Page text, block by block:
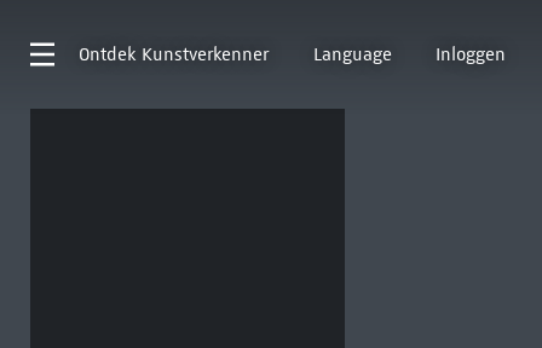
Ontdek Kunstverkenner Language Inloggen